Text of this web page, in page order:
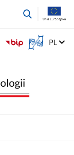
przejdź
Otwórz
okno
migowego
Zmień
PL